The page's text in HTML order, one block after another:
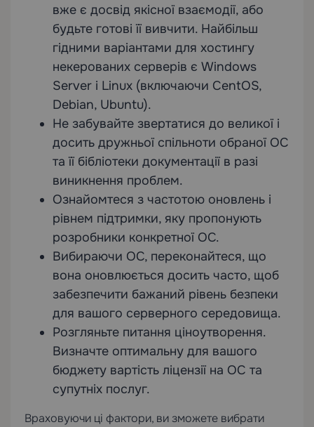
вже є досвід якісної взаємодії, або
будьте готові її вивчити. Найбільш
гідними варіантами для хостингу
некерованих серверів є Windows
Server і Linux (включаючи CentOS,
Debian, Ubuntu).
Не забувайте звертатися до великої і
досить дружньої спільноти обраної ОС
та її бібліотеки документації в разі
виникнення проблем.
Ознайомтеся з частотою оновлень і
рівнем підтримки, яку пропонують
розробники конкретної ОС.
Вибираючи ОС, переконайтеся, що
вона оновлюється досить часто, щоб
забезпечити бажаний рівень безпеки
для вашого серверного середовища.
Розгляньте питання ціноутворення.
Визначте оптимальну для вашого
бюджету вартість ліцензії на ОС та
супутніх послуг.
Враховуючи ці фактори, ви зможете вибрати